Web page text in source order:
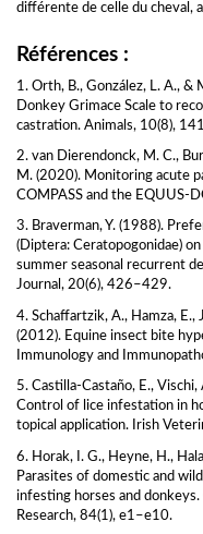
différente de celle du cheval,
Références :
1. Orth, B., González, L. A.,
Donkey Grimace Scale to
castration. Animals, 10(8),
2. van Dierendonck, M. C.,
M. (2020). Monitoring acute
COMPASS and the EQUUS-
3. Braverman, Y. (1988).
(Diptera: Ceratopogonidae)
summer seasonal recurrent
Journal, 20(6), 426–429.
4. Schaffartzik, A., Hamza, E.,
(2012). Equine insect bite
Immunology and
5. Castilla-Castaño, E.,
Control of lice infestation in
topical application. Irish
6. Horak, I. G., Heyne, H.,
Parasites of domestic and
infesting horses and
Research, 84(1), e1–e10.